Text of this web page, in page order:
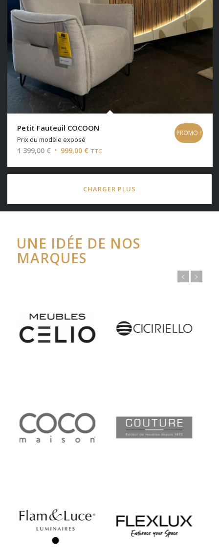
Petit Fauteuil COCOON
Prix du modèle exposé
1 399,00€ Le
initial
999,00 € Le
actuel
est :
TTC
PROMO !
CHARGER PLUS
UNE IDÉE DE NOS
MARQUES